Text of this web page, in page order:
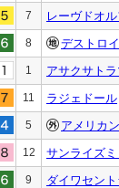
7 レーヴドオル
8 デストロイ
1 アサクサト
11 ラジェドール
5 アメリカ
12 サンライズ
9 ダイワセント